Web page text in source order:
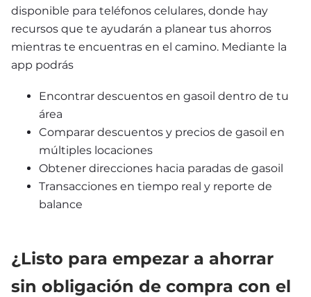
disponible para teléfonos celulares, donde hay
recursos que te ayudarán a planear tus ahorros
mientras te encuentras en el camino. Mediante la
app podrás
Encontrar descuentos en gasoil dentro de tu
área
Comparar descuentos y precios de gasoil en
múltiples locaciones
Obtener direcciones hacia paradas de gasoil
Transacciones en tiempo real y reporte de
balance
¿Listo para empezar a ahorrar
sin obligación de compra con el